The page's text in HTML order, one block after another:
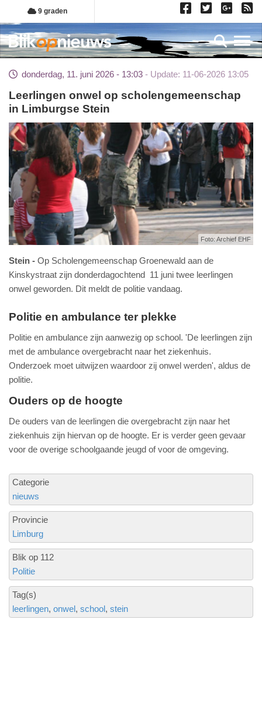
Overslaan
en
naar
de
gaan
9 graden
donderdag, 11. juni 2026 - 13:03 Update: 11-06-2026 13:05
Leerlingen onwel op scholengemeenschap
in Limburgse Stein
Foto: Archief EHF
Stein
Op Scholengemeenschap Groenewald aan de
Kinskystraat zijn donderdagochtend 11 juni twee leerlingen
onwel geworden. Dit meldt de politie vandaag.
Politie en ambulance ter plekke
Politie en ambulance zijn aanwezig op school. 'De leerlingen zijn
met de ambulance overgebracht naar het ziekenhuis.
Onderzoek moet uitwijzen waardoor zij onwel werden', aldus de
politie.
Ouders op de hoogte
De ouders van de leerlingen die overgebracht zijn naar het
ziekenhuis zijn hiervan op de hoogte. Er is verder geen gevaar
voor de overige schoolgaande jeugd of voor de omgeving.
Categorie
nieuws
Provincie
Limburg
Blik op 112
Politie
Tag(s)
leerlingen onwel school stein